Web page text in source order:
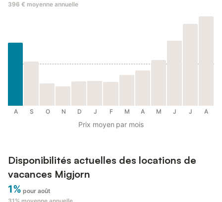
396 € moyenne annuelle
A S O N D J F M A M J J A
Prix moyen par mois
Disponibilités actuelles des locations de
vacances Migjorn
1% pour août